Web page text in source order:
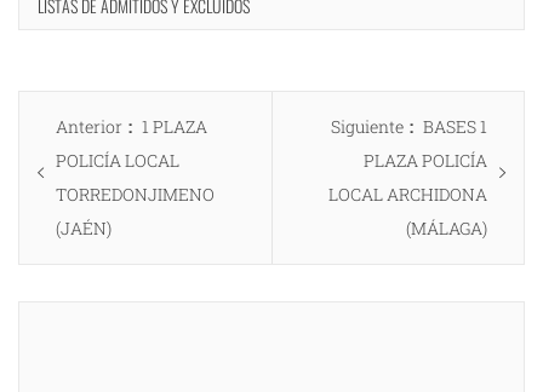
LISTAS DE ADMITIDOS Y EXCLUIDOS
Navegación
entradas
Anterior
Entrada
anterior:
1 PLAZA
POLICÍA LOCAL
TORREDONJIMENO
(JAÉN)
Siguiente
Entrada
siguiente:
BASES 1
PLAZA POLICÍA
LOCAL ARCHIDONA
(MÁLAGA)